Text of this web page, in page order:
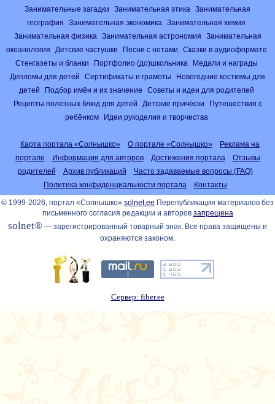
Занимательные загадки
Занимательная этика
Занимательная
география
Занимательная экономика
Занимательная химия
Занимательная физика
Занимательная астрономия
Занимательная
океанология
Детские частушки Песни с нотами
Сказки в аудиоформате
Стенгазеты и бланки
Портфолио (до)школьника
Медали и награды
Дипломы для детей
Сертификаты и грамоты
Новогодние костюмы для
детей
Подбор имён и их значение
Советы и идеи для родителей
Рецепты полезных блюд для детей
Детские причёски
Путешествия с
ребёнком
Идеи рукоделия и творчества
Карта портала «Солнышко» О портале «Солнышко»
Реклама на
портале
Информация для авторов Достижения портала
Отзывы
родителей
Архив публикаций
Часто задаваемые вопросы (FAQ)
Политика конфиденциальности портала
Контакты
© 1999-2026, портал «Солнышко» solnet.ee Перепубликация материалов без
письменного согласия редакции и авторов запрещена
solnet® — зарегистрированный товарный знак. Все права защищены и
охраняются законом.
Сервер: fiber.ee